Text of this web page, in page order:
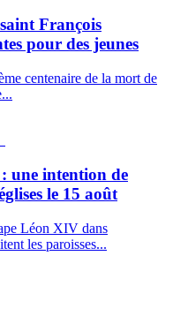
François
pour des jeunes
centenaire de la mort de
une intention de
le 15 août
Léon XIV dans
les paroisses...